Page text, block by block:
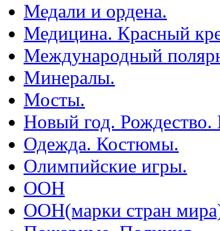
Медали и ордена.
Медицина. Красный
Международный
Минералы.
Мосты.
Новый год. Рождество.
Одежда. Костюмы.
Олимпийские игры.
ООН
ООН(марки стран